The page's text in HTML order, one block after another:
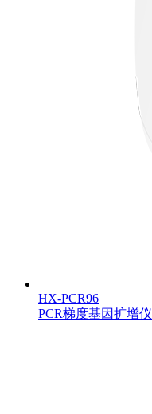
HX-PCR96
PCR梯度基因扩增仪